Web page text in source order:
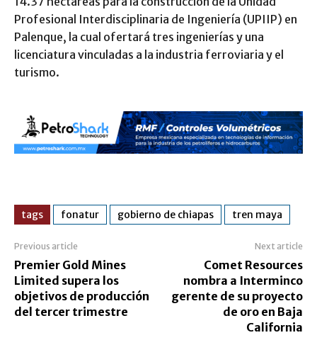
Profesional Interdisciplinaria de Ingeniería (UPIIP) en
Palenque, la cual ofertará tres ingenierías y una
licenciatura vinculadas a la industria ferroviaria y el
turismo.
tags fonatur gobierno de chiapas tren maya
Previous article
Premier Gold Mines
Limited supera los
objetivos de producción
del tercer trimestre
Next article
Comet Resources
nombra a Interminco
gerente de su proyecto
de oro en Baja
California